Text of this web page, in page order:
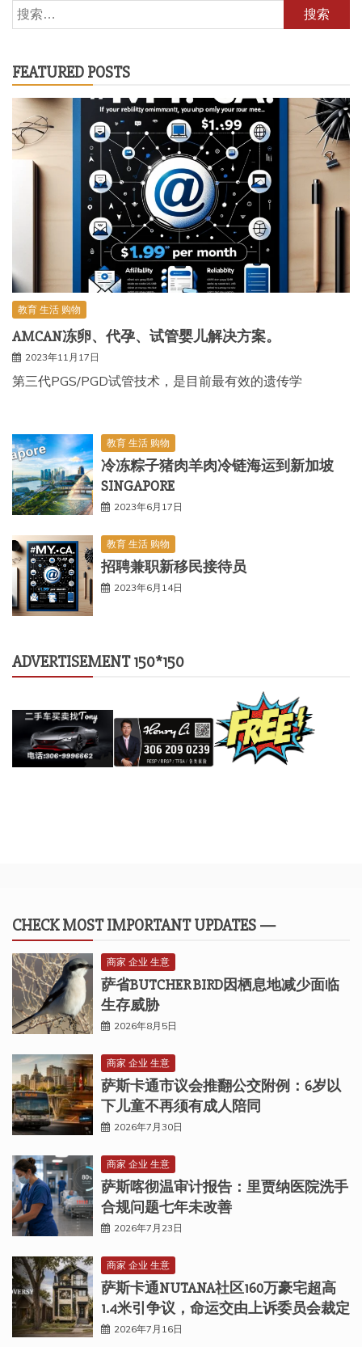
搜
索：
FEATURED POSTS
教育 生活 购物
AMCAN冻卵、代孕、试管婴儿解决方案。
2023年11月17日
第三代PGS/PGD试管技术，是目前最有效的遗传学
教育 生活 购物
冷冻粽子猪肉羊肉冷链海运到新加坡
SINGAPORE
2023年6月17日
教育 生活 购物
招聘兼职新移民接待员
2023年6月14日
ADVERTISEMENT 150*150
CHECK MOST IMPORTANT UPDATES —
商家 企业 生意
萨省BUTCHER BIRD因栖息地减少面临
生存威胁
2026年8月5日
商家 企业 生意
萨斯卡通市议会推翻公交附例：6岁以
下儿童不再须有成人陪同
2026年7月30日
商家 企业 生意
萨斯喀彻温审计报告：里贾纳医院洗手
合规问题七年未改善
2026年7月23日
商家 企业 生意
萨斯卡通NUTANA社区160万豪宅超高
1.4米引争议，命运交由上诉委员会裁定
2026年7月16日